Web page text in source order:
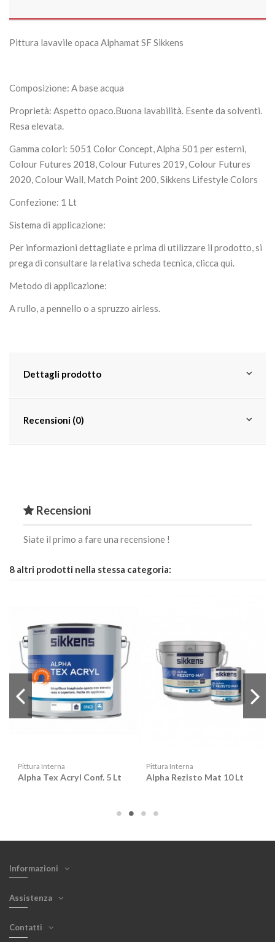
Pittura lavavile opaca Alphamat SF Sikkens
Composizione: A base acqua
Proprietà: Aspetto opaco.Buona lavabilità. Esente da solventi.
Resa elevata.
Gamma colori: 5051 Color Concept, Alpha 501 per esterni,
Colour Futures 2018, Colour Futures 2019, Colour Futures
2020, Colour Wall, Match Point 200, Sikkens Lifestyle Colors
Confezione: 1 Lt
Sistema di applicazione:
Per informazioni dettagliate e prima di utilizzare il prodotto, si
prega di consultare la relativa scheda tecnica, clicca qui
Metodo di applicazione:
A rullo, a pennello o a spruzzo airless.
Dettagli prodotto
Recensioni (0)
Recensioni
Siate il primo a fare una recensione !
8 altri prodotti nella stessa categoria:
Pittura Interna
Alpha Tex Acryl Conf. 5 Lt
Pittura Interna
Alpha Rezisto Mat 10 Lt
Informazioni
Assistenza
Contatti